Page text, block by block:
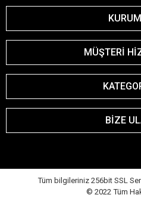
MÜŞTERİ
BİZE
Tüm bilgileriniz 256bit SSL
© 2022 Tüm